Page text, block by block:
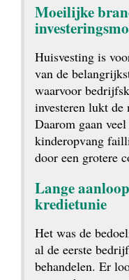
Moeilijke
Huisvesting is
van de
waarvoor
investeren lukt de
Daarom gaan
kinderopvang
door een grotere
Lange
kredietunie
Het was de
al de eerste
behandelen. Er